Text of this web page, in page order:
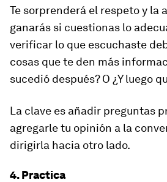
Te sorprenderá el respeto y la
ganarás si cuestionas lo
verificar lo que escuchaste
cosas que te den más
sucedió después? O ¿Y luego
La clave es añadir preguntas
agregarle tu opinión a la
dirigirla hacia otro lado.
4. Practica